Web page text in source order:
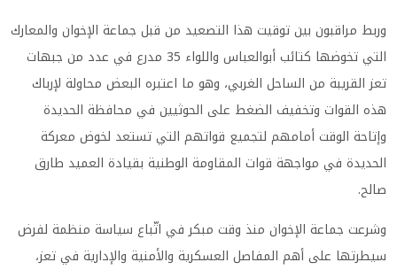
وربط مراقبون بين توقيت هذا التصعيد من قبل جماعة الإخوان والمعارك
التي تخوضها كتائب أبوالعباس واللواء 35 مدرع في عدد من جبهات
تعز القريبة من الساحل الغربي، وهو ما اعتبره البعض محاولة لإرباك
هذه القوات وتخفيف الضغط على الحوثيين في محافظة الحديدة
وإتاحة الوقت أمامهم لتجميع قواتهم التي تستعد لخوض معركة
الحديدة في مواجهة قوات المقاومة الوطنية بقيادة العميد طارق
صالح.
وشرعت جماعة الإخوان منذ وقت مبكر في اتّباع سياسة منظمة لفرض
سيطرتها على أهم المفاصل العسكرية والأمنية والإدارية في تعز،